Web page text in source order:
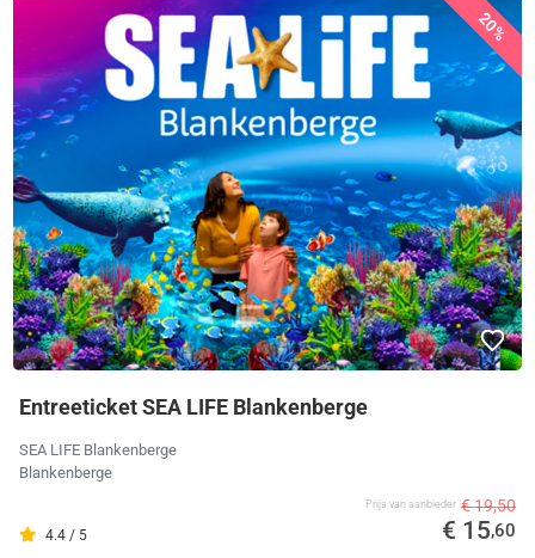
20%
Entreeticket SEA LIFE Blankenberge
SEA LIFE Blankenberge
Blankenberge
4.4 / 5
Prijs van aanbieder € 19,50
€ 15,60